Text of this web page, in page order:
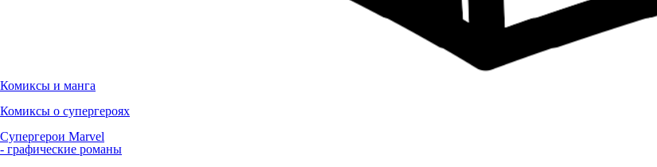
Комиксы и манга
Комиксы о супергероях
Супергерои Marvel
- графические романы